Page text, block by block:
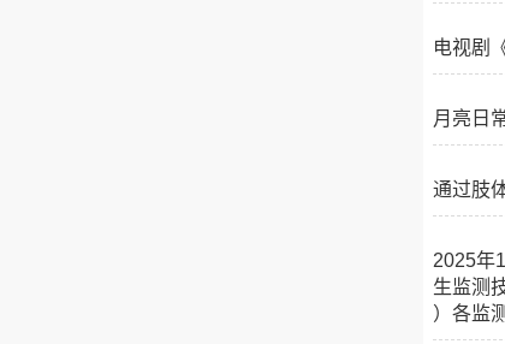
电视剧
月亮日
通过肢
2025年
生监测
）各监